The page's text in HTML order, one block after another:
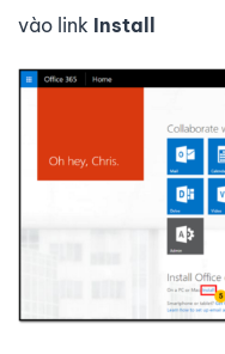
vào link Install